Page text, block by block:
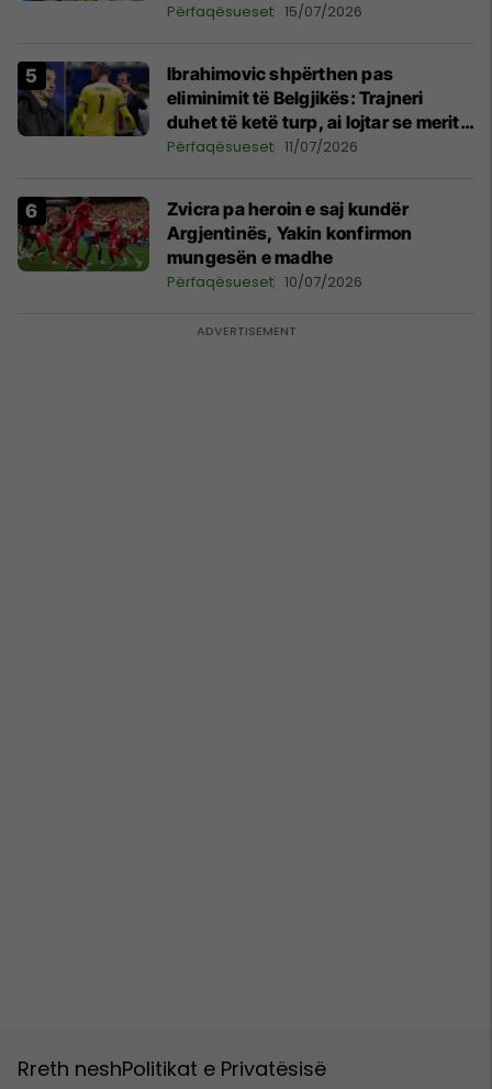
Përfaqësueset 15/07/2026
Ibrahimovic shpërthen pas
eliminimit të Belgjikës: Trajneri
duhet të ketë turp, ai lojtar se meritoi
të luante
Përfaqësueset 11/07/2026
Zvicra pa heroin e saj kundër
Argjentinës, Yakin konfirmon
mungesën e madhe
Përfaqësueset 10/07/2026
Rreth neshPolitikat e Privatësisë